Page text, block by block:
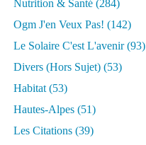
Nutrition & Santé (284)
Ogm J'en Veux Pas! (142)
Le Solaire C'est L'avenir(93)
Divers (hors Sujet) (53)
Habitat (53)
Hautes-Alpes (51)
Les Citations (39)